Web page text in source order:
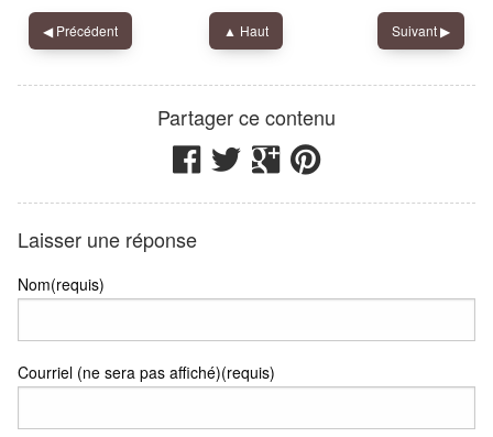
Hotel Windsor Rue de Berne 31,1201
Nadib Bandi
◀︎Précédent ▲ Haut Suivant▶︎
Partager ce contenu
Laisser une réponse
Nom(requis)
Courriel (ne sera pas affiché)(requis)